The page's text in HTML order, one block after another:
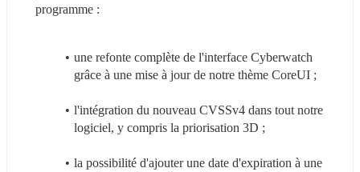
programme :
une refonte complète de l'interface Cyberwatch
grâce à une mise à jour de notre thème CoreUI ;
l'intégration du nouveau CVSSv4 dans tout notre
logiciel, y compris la priorisation 3D ;
la possibilité d'ajouter une date d'expiration à une